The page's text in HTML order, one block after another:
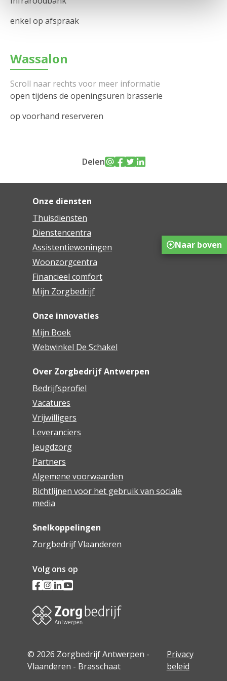
enkel op afspraak
Wassalon
open tijdens de openingsuren brasserie
op voorhand reserveren
Delen
Onze diensten
Thuisdiensten
Dienstencentra
Assistentiewoningen
Woonzorgcentra
Financieel comfort
Mijn Zorgbedrijf
Onze innovaties
Mijn Boek
Webwinkel De Schakel
Over Zorgbedrijf Antwerpen
Bedrijfsprofiel
Vacatures
Vrijwilligers
Leveranciers
Jeugdzorg
Partners
Algemene voorwaarden
Richtlijnen voor het gebruik van sociale
media
Snelkoppelingen
Zorgbedrijf Vlaanderen
Volg ons op
© 2026 Zorgbedrijf Antwerpen -
Vlaanderen - Brasschaat
Privacy
beleid
Naar boven